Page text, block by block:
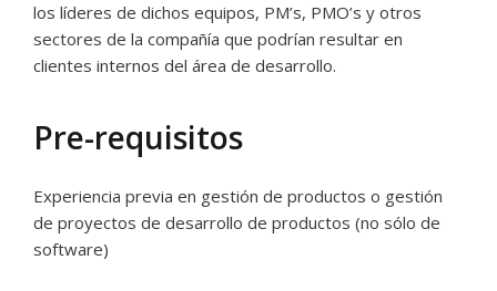
los líderes de dichos equipos, PM’s, PMO’s y otros
sectores de la compañía que podrían resultar en
clientes internos del área de desarrollo.
Pre-requisitos
Experiencia previa en gestión de productos o gestión
de proyectos de desarrollo de productos (no sólo de
software)